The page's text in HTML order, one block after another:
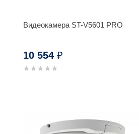
Видеокамера ST-V5601 PRO
10 554₽